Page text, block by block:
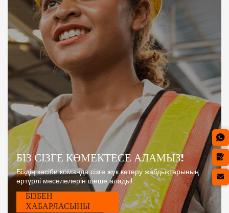
БІЗ СІЗГЕ КӨМЕКТЕСЕ АЛАМЫЗ!
Біздің кәсіби команда сізге жүк көтеру жабдықтарының
әртүрлі мәселелерін шеше алады!
БІЗБЕН
ХАБАРЛАСЫҢЫ